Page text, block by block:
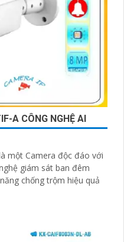
A CÔNG NGHỆ AI
một Camera độc đáo với
giám sát ban đêm
chống trộm hiệu quả